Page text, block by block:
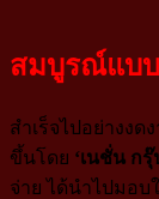
สมบูรณ์แบบ
สำเร็จไปอย่างงด
ขึ้นโดย ‘เนชั่น กรุ๊
จ่าย ได้นําไปมอ